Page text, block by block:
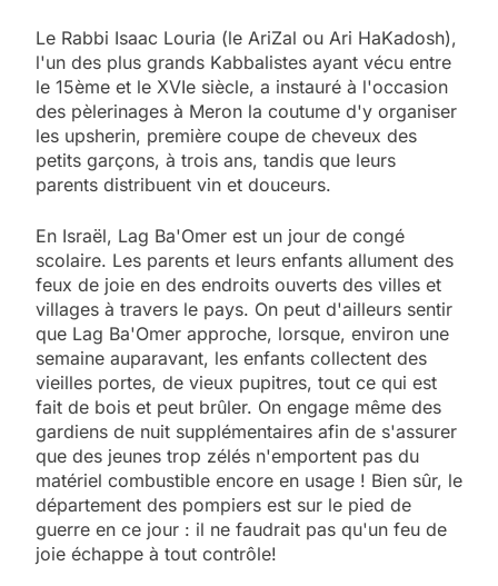
Le Rabbi Isaac Louria (le AriZal ou Ari HaKadosh),
l'un des plus grands Kabbalistes ayant vécu entre
le 15ème et le XVIe siècle, a instauré à l'occasion
des pèlerinages à Meron la coutume d'y organiser
les upsherin, première coupe de cheveux des
petits garçons, à trois ans, tandis que leurs
parents distribuent vin et douceurs.
En Israël, Lag Ba'Omer est un jour de congé
scolaire. Les parents et leurs enfants allument des
feux de joie en des endroits ouverts des villes et
villages à travers le pays. On peut d'ailleurs sentir
que Lag Ba'Omer approche, lorsque, environ une
semaine auparavant, les enfants collectent des
vieilles portes, de vieux pupitres, tout ce qui est
fait de bois et peut brûler. On engage même des
gardiens de nuit supplémentaires afin de s'assurer
que des jeunes trop zélés n'emportent pas du
matériel combustible encore en usage ! Bien sûr, le
département des pompiers est sur le pied de
guerre en ce jour : il ne faudrait pas qu'un feu de
joie échappe à tout contrôle!